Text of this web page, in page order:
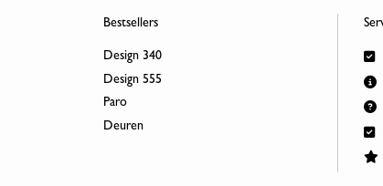
Bestsellers
Design 340
Design 555
Paro
Deuren